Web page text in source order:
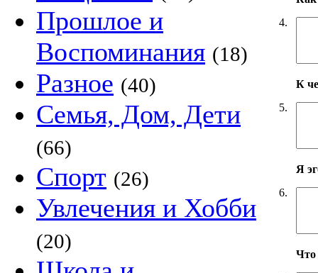
Прошлое и
Воспоминания (18)
Разное (40)
Семья, Дом, Дети
(66)
Спорт (26)
Увлечения и Хобби
(20)
4.
5.
К
6.
Я
Что